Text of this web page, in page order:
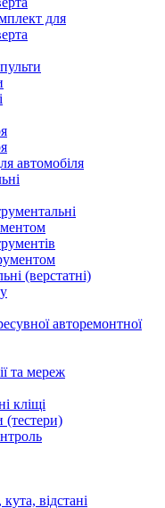
для
автомобіля
(верстатні)
авторемонтної
та мереж
кліщі
(тестери)
відстані